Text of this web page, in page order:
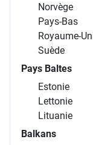
Norvège
Pays-Bas
Royaume-
Suède
Pays Baltes
Estonie
Lettonie
Lituanie
Balkans